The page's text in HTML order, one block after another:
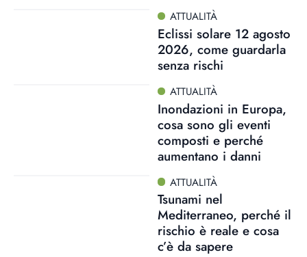
ATTUALITÀ
Eclissi solare 12 agosto
2026, come guardarla
senza rischi
ATTUALITÀ
Inondazioni in Europa,
cosa sono gli eventi
composti e perché
aumentano i danni
ATTUALITÀ
Tsunami nel
Mediterraneo, perché il
rischio è reale e cosa
c’è da sapere